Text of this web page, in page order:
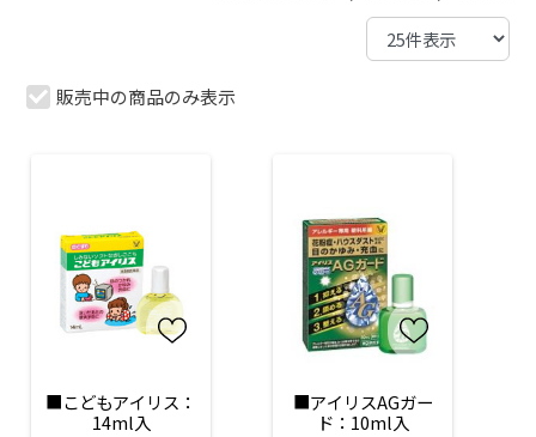
販売中の商品のみ表示
■こどもアイリス：
14ml入
■アイリスAGガー
ド：10ml入